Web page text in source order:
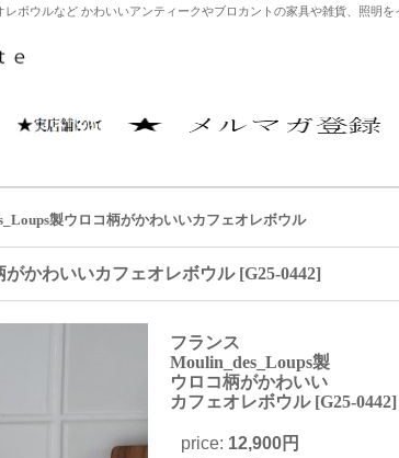
ボウルなど かわいいアンティークやブロカントの家具や雑貨、照明
製ウロコ柄がかわいいカフェオレボウル
がかわいいカフェオレボウル [G25-0442]
フランス
Moulin_des_Loups製
ウロコ柄がかわいい
カフェオレボウル [G25-0442]
price: 12,900円